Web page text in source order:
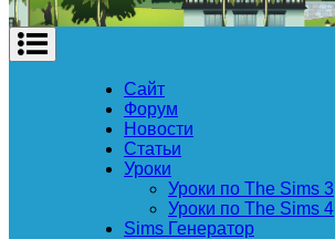
Сайт
Форум
Новости
Статьи
Уроки
Уроки по The Sims 3
Уроки по The Sims 4
Sims Генератор